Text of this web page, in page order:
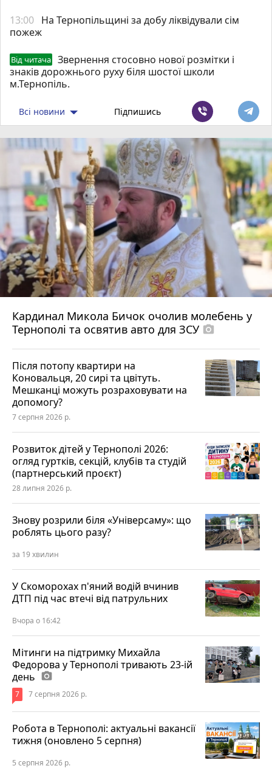
13:00 На Тернопільщині за добу ліквідували сім
пожеж
Від читача
Звернення стосовно нової розмітки і
знаків дорожнього руху біля шостої школи
м.Тернопіль.
Всі новини Підпишись
Кардинал Микола Бичок очолив молебень у
Тернополі та освятив авто для ЗСУ photo_camera
Після потопу квартири на
Коновальця, 20 сирі та цвітуть.
Мешканці можуть розраховувати на
допомогу?
7 серпня 2026 р.
Розвиток дітей у Тернополі 2026:
огляд гуртків, секцій, клубів та студій
(партнерський проєкт)
28 липня 2026 р.
Знову розрили біля «Універсаму»: що
роблять цього разу?
за 19 хвилин
У Скоморохах п'яний водій вчинив
ДТП під час втечі від патрульних
Вчора о 16:42
Мітинги на підтримку Михайла
Федорова у Тернополі тривають 23-ій
день photo_camera
7 7 серпня 2026 р.
Робота в Тернополі: актуальні вакансії
тижня (оновлено 5 серпня)
5 серпня 2026 р.